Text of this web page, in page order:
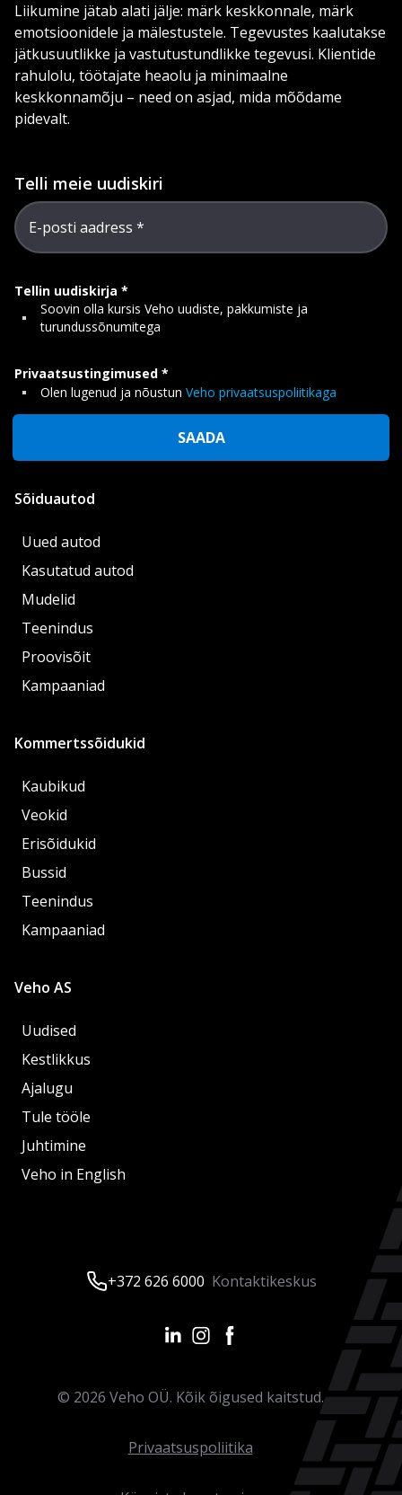
Liikumine jätab alati jälje: märk keskkonnale, märk
emotsioonidele ja mälestustele. Tegevustes kaalutakse
jätkusuutlikke ja vastutustundlikke tegevusi. Klientide
rahulolu, töötajate heaolu ja minimaalne
keskkonnamõju – need on asjad, mida mõõdame
pidevalt.
Telli meie uudiskiri
E-posti aadress
Tellin uudiskirja
Soovin olla kursis Veho uudiste, pakkumiste ja
turundussõnumitega
Privaatsustingimused
Olen lugenud ja nõustun Veho privaatsuspoliitikaga
SAADA
Sõiduautod
Uued autod
Kasutatud autod
Mudelid
Teenindus
Proovisõit
Kampaaniad
Kommertssõidukid
Kaubikud
Veokid
Erisõidukid
Bussid
Teenindus
Kampaaniad
Veho AS
Uudised
Kestlikkus
Ajalugu
Tule tööle
Juhtimine
Veho in English
+372 626 6000 Kontaktikeskus
© 2026 Veho OÜ. Kõik õigused kaitstud.
Privaatsuspoliitika